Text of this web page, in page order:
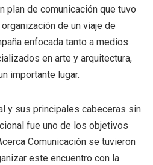
plan de comunicación que tuvo
de un viaje de
enfocada tanto a medios
en arte y arquitectura,
importante lugar.
y sus principales cabeceras sin
fue uno de los objetivos
Comunicación se tuvieron
este encuentro con la